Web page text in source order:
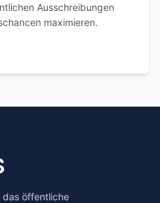
Ausschreibungen
maximieren.
das öffentliche